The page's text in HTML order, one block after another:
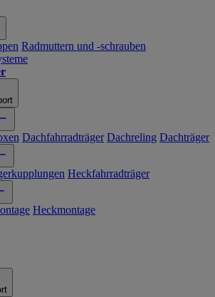
Radmuttern und -schrauben
Dachfahrradträger Dachreling Dachträger
Heckfahrradträger
Heckmontage